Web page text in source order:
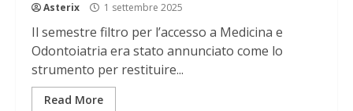
Asterix 1 settembre 2025
Il semestre filtro per l’accesso a Medicina e
Odontoiatria era stato annunciato come lo
strumento per restituire...
Read More